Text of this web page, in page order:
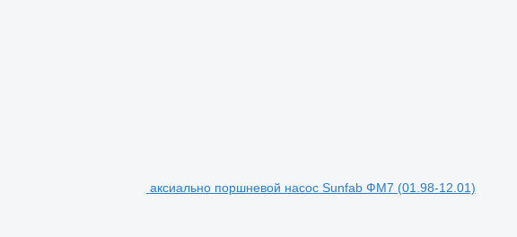
аксиально поршневой насос Sunfab ФМ7 (01.98-12.01)